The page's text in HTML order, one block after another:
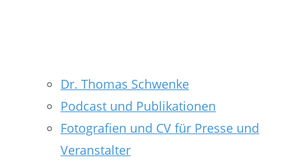
Dr. Thomas Schwenke
Podcast und Publikationen
Fotografien und CV für Presse und
Veranstalter